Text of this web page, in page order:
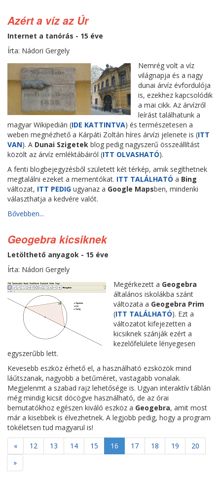
Azért a víz az Úr
Internet a tanórás - 15 éve
Írta: Nádori Gergely
Nemrég volt a víz
világnapja és a nagy
dunai árvíz évfordulója
is, ezekhez kapcsolódik
a mai cikk. Az árvízről
leírást találhatunk a
magyar Wikipedián (IDE KATTINTVA) és természetesen a
weben megnézhető a Kárpáti Zoltán híres árvízi jelenete is (ITT
VAN). A Dunai Szigetek blog pedig nagyszerű összeállítást
közölt az árvíz emléktábáiról (ITT OLVASHATÓ).
A fenti blogbejegyzésből született két térkép, amik segíthetnek
megtalálni ezeket a mementókat. ITT TALÁLHATÓ a Bing
változat, ITT PEDIG ugyanaz a Google Mapsben, mindenki
választhatja a kedvére valót.
Bővebben...
Geogebra kicsiknek
Letölthető anyagok - 15 éve
Írta: Nádori Gergely
Megérkezett a Geogebra
általános iskolákba szánt
változata a Geogebra Prim
(ITT TALÁLHATÓ). Ezt a
változatot kifejezetten a
kicsiknek szánják ezért a
kezelőfelülete lényegesen
egyszerűbb lett.
Kevesebb eszköz érhető el, a használható ezsközök mind
láűtszanak, nagyobb a betűméret, vastagabb vonalak.
Megjelenmt a szabad rajz lehetősége is. Ugyan interaktív táblán
még mindig kicsit döcögve használható, de az órai
bemutatókhoz egészen kiváló eszköz a Geogebra, amit most
már a kisebbek is élvezhetnek. A legjobb pedig, hogy a program
tökéletsen tud magyarul is!
«
12 13 14 15 16 17 18 19
20
»